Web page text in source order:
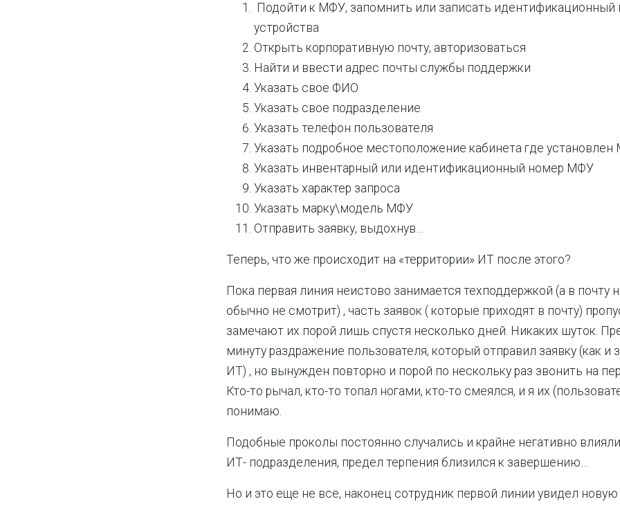
Подойти к МФУ, запомнить или записать идентификационный
устройства
Открыть корпоративную почту, авторизоваться
Найти и ввести адрес почты службы поддержки
Указать свое ФИО
Указать свое подразделение
Указать телефон пользователя
Указать подробное местоположение кабинета где
Указать инвентарный или идентификационный номер МФУ
Указать характер запроса
Указать марку\модель МФУ
Отправить заявку, выдохнув…
Теперь, что же происходит на «территории» ИТ после этого?
Пока первая линия неистово занимается техподдержкой (а в почту
обычно не смотрит) , часть заявок ( которые приходят в почту)
замечают их порой лишь спустя несколько дней. Никаких шуток.
минуту раздражение пользователя, который отправил заявку (как и
ИТ) , но вынужден повторно и порой по нескольку раз звонить на
Кто-то рычал, кто-то топал ногами, кто-то смеялся, и я их
понимаю.
Подобные проколы постоянно случались и крайне негативно
ИТ- подразделения, предел терпения близился к завершению…
Но и это еще не все, наконец сотрудник первой линии увидел новую